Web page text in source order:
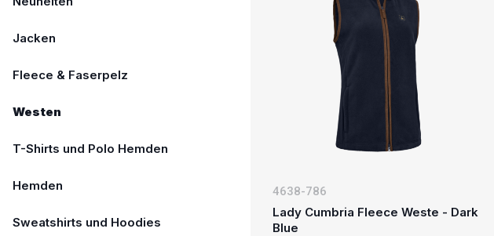
Jacken
Fleece & Faserpelz
Westen
T-Shirts und Polo Hemden
Hemden
Sweatshirts und Hoodies
4638-786
Lady Cumbria Fleece Weste - Dark
Blue